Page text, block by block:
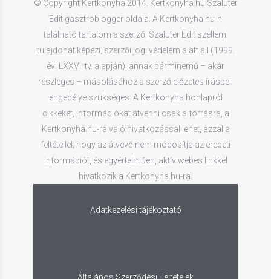
© Copyright Kertkonyha 2014. Kertkonyha.hu Szaluter
Edit gasztroblogger oldala. A Kertkonyha.hu-n
található tartalom a szerző, Szaluter Edit szellemi
tulajdonát képezi, szerzői jogi védelem alatt áll (1999.
évi LXXVI. tv. alapján), annak bárminemű – akár
részleges – másolásához a szerző előzetes írásbeli
engedélye szükséges. A Kertkonyha honlapról
cikkeket, információkat átvenni csak a forrásra, a
Kertkonyha.hu-ra való hivatkozással lehet, azzal a
feltétellel, hogy az átvevő nem módosítja az eredeti
információt, és egyértelműen, aktív webes linkkel
hivatkozik a Kertkonyha.hu-ra.
Adatkezelési tájékoztató
Általános Szerződési Feltételek